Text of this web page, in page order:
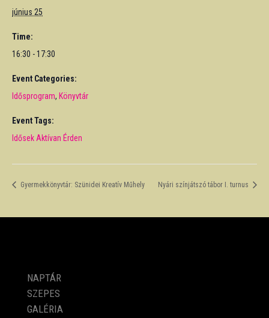
június 25
Time:
16:30 - 17:30
Event Categories:
Idősprogram, Könyvtár
Event Tags:
Idősek Aktívan Érden
Gyermekkönyvtár: Szünidei Kreatív Műhely Nyári színjátszó tábor I. turnus
NAPTÁR
SZEPES
GALÉRIA